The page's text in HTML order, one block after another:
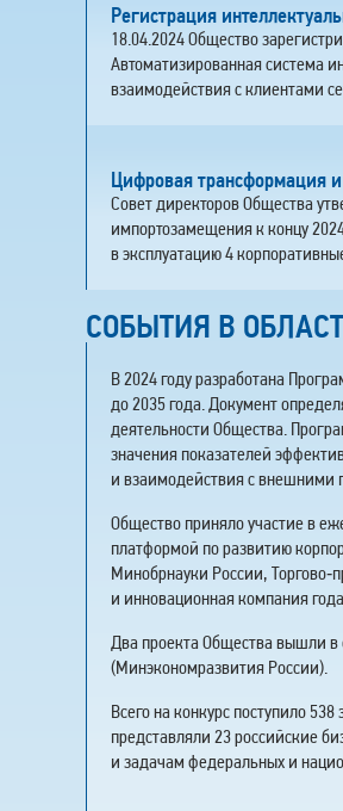
Регистрация
18.04.2024 Общество
Автоматизированная система
взаимодействия с клиентами
Цифровая трансформация
Совет директоров Общества
импортозамещения к концу
в эксплуатацию 4
СОБЫТИЯ В
В 2024 году разработана
до 2035 года. Документ
деятельности Общества.
значения показателей
и взаимодействия с внешними
Общество приняло участие в
платформой по развитию
Минобрнауки России,
и инновационная компания
Два проекта Общества вышли в
(Минэкономразвития России).
Всего на конкурс поступило
представляли 23 российские
и задачам федеральных и